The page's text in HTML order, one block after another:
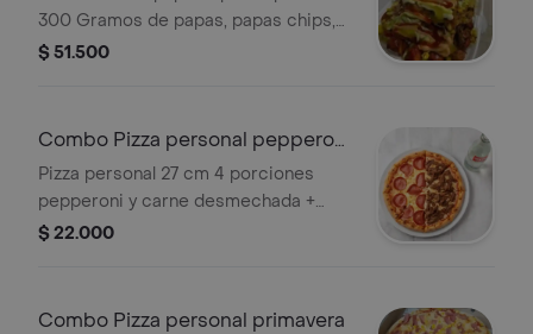
300 Gramos de papas, papas chips,
salchichas suizas, jamón tradicional,
demechado y salsas con gaseosa
250 ml coca cola
$ 51.500
Combo Pizza personal pepperoni
y carne desmechada
Pizza personal 27 cm 4 porciones
pepperoni y carne desmechada +
gaseosa 250 ml
$ 22.000
Combo Pizza personal primavera